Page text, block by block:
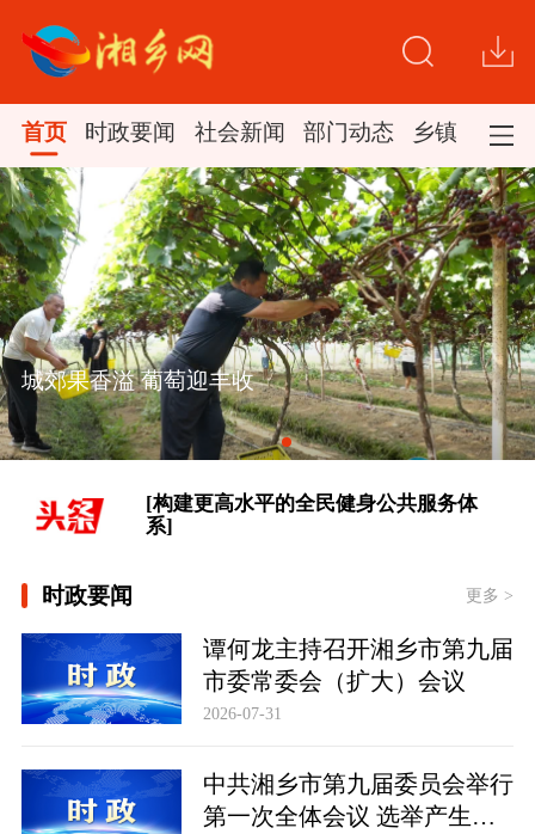
首页 时政要闻 社会新闻 部门动态 乡镇新闻
城郊果香溢 葡萄迎丰收
[“紧紧抓住那些惠及面广、牵一发而动
全身的工作”——突出重点推进健康中
国建设观察]
一见·三个关键词，读懂中国经济“半年
答卷”
[构建更高水平的全民健身公共服务体
系]
[“紧紧抓住那些惠及面广、牵一发而动
全身的工作”——突出重点推进健康中
国建设观察]
一见·三个关键词，读懂中国经济“半年
时政要闻 更多 >
谭何龙主持召开湘乡市第九届
市委常委会（扩大）会议
2026-07-31
中共湘乡市第九届委员会举行
第一次全体会议 选举产生新